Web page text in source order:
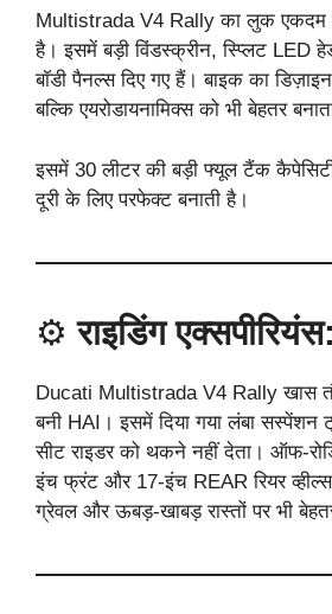
Multistrada V4 Rally का लुक एकदम
है। इसमें बड़ी विंडस्क्रीन, स्प्लिट LED
बॉडी पैनल्स दिए गए हैं। बाइक का
बल्कि एयरोडायनामिक्स को भी बेहतर
इसमें 30 लीटर की बड़ी फ्यूल टैंक
दूरी के लिए परफेक्ट बनाती है।
⚙️राइडिंग एक्सपीरियंस:
Ducati Multistrada V4 Rally खास
बनी HAI। इसमें दिया गया लंबा
सीट राइडर को थकने नहीं देता। ऑफ-
इंच फ्रंट और 17-इंच REAR रियर व्हील्स
ग्रेवल और ऊबड़-खाबड़ रास्तों पर भी